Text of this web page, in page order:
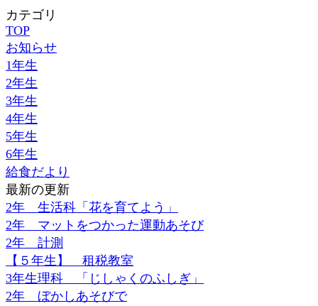
カテゴリ
TOP
お知らせ
1年生
2年生
3年生
4年生
5年生
6年生
給食だより
最新の更新
2年 生活科「花を育てよう」
2年 マットをつかった運動あそび
2年 計測
【５年生】 租税教室
3年生理科 「じしゃくのふしぎ」
2年 ぼかしあそびで